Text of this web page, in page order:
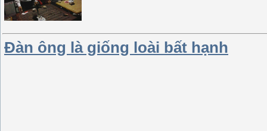
Đàn ông là giống loài bất hạnh